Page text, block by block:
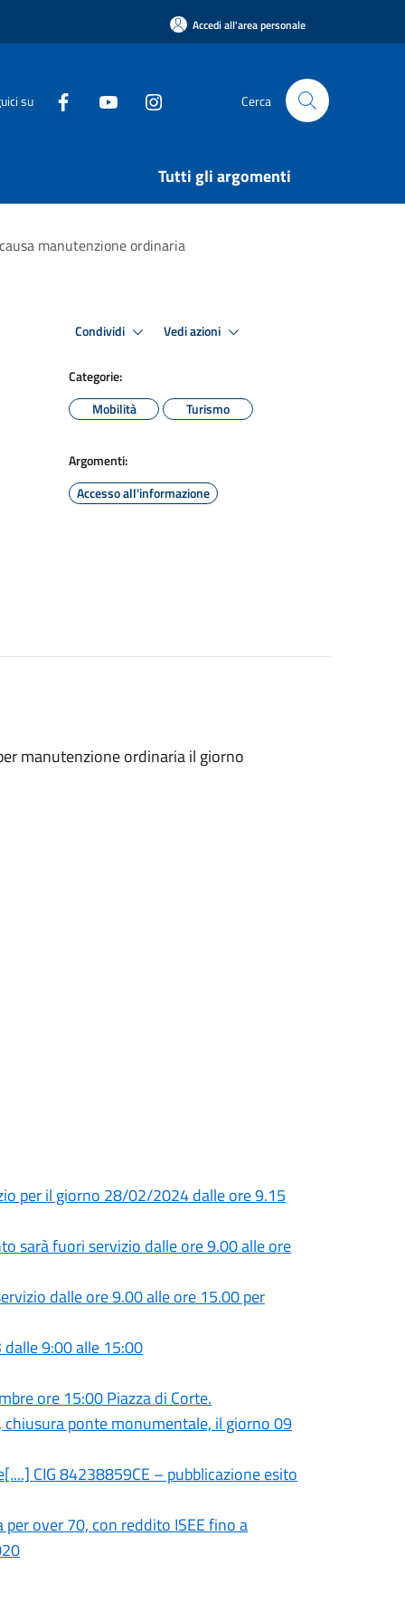
Accedi all'area personale
su Cerca
Tutti gli argomenti
manutenzione ordinaria
Condividi Vedi azioni
Categorie:
Mobilità
Turismo
Argomenti:
Accesso all'informazione
manutenzione ordinaria il giorno
per il giorno 28/02/2024 dalle ore 9.15
sarà fuori servizio dalle ore 9.00 alle ore
dalle ore 9.00 alle ore 15.00 per
9:00 alle 15:00
ore 15:00 Piazza di Corte.
ponte monumentale, il giorno 09
CIG 84238859CE – pubblicazione esito
over 70, con reddito ISEE fino a